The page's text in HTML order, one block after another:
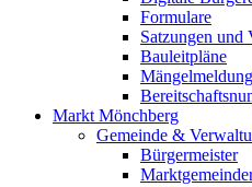
Formulare
Satzungen und
Bauleitpläne
Mängelmeldung
Markt Mönchberg
Gemeinde &
Bürgermeister